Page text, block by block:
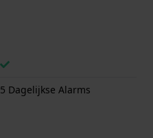
5 Dagelijkse Alarms